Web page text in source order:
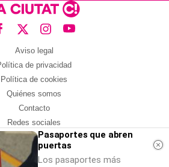
Aviso legal
de privacidad
Política de cookies
Quiénes somos
Contacto
Redes sociales
Con la colaboración de:
Pasaportes que abren
puertas
Los pasaportes más